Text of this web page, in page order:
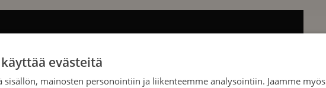
evästeitä
sisällön, mainosten personointiin ja liikenteemme analysointiin. Jaamme myös